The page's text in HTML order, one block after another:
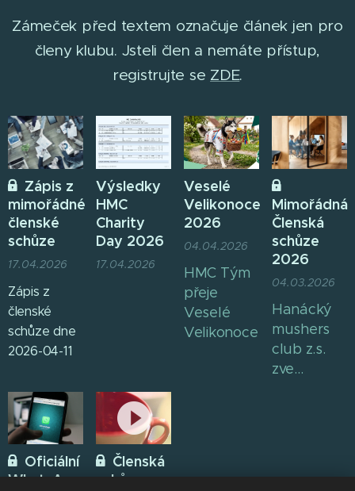
Zámeček před textem označuje článek jen pro
členy klubu. Jsteli člen a nemáte přístup,
registrujte se ZDE.
Zápis z
mimořádné
členské
schůze
17.04.2026
Zápis z
členské
schůze dne
2026-04-11
Výsledky
HMC
Charity
Day 2026
17.04.2026
Veselé
Velikonoce
2026
04.04.2026
HMC Tým
přeje
Veselé
Velikonoce
Mimořádná
Členská
schůze
2026
04.03.2026
Hanácký
mushers
club z.s.
zve
Oficiální
WhatsApp
Členská
schůze